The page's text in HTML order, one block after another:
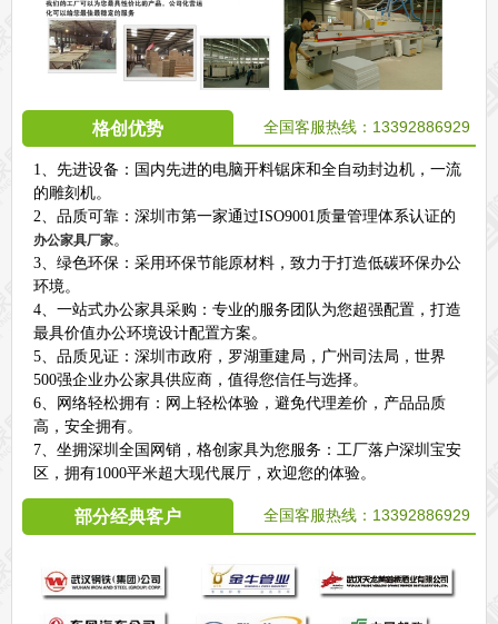
格创优势 全国客服热线：13392886929
1、先进设备：国内先进的电脑开料锯床和全自动封边机，一流
的雕刻机。
2、品质可靠：深圳市第一家通过ISO9001质量管理体系认证的
办公家具厂家。
3、绿色环保：采用环保节能原材料，致力于打造低碳环保办公
环境。
4、一站式办公家具采购：专业的服务团队为您超强配置，打造
最具价值办公环境设计配置方案。
5、品质见证：深圳市政府，罗湖重建局，广州司法局，世界
500强企业办公家具供应商，值得您信任与选择。
6、网络轻松拥有：网上轻松体验，避免代理差价，产品品质
高，安全拥有。
7、坐拥深圳全国网销，格创家具为您服务：工厂落户深圳宝安
区，拥有1000平米超大现代展厅，欢迎您的体验。
部分经典客户 全国客服热线： 13392886929